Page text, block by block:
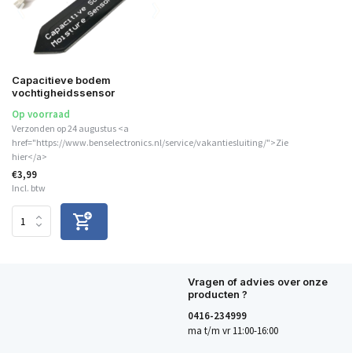
Capacitieve bodem
vochtigheidssensor
Op voorraad
Verzonden op 24 augustus <a
href="https://www.benselectronics.nl/service/vakantiesluiting/">Zie
hier</a>
€3,99
Incl. btw
Vragen of advies over onze
producten ?
0416-234999
ma t/m vr 11:00-16:00